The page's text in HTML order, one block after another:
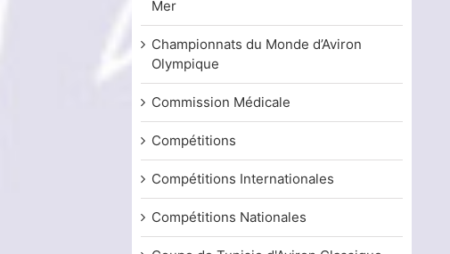
Mer
Championnats du Monde d’Aviron
Olympique
Commission Médicale
Compétitions
Compétitions Internationales
Compétitions Nationales